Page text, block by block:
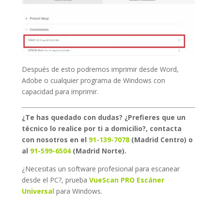
Después de esto podremos imprimir desde Word,
Adobe o cualquier programa de Windows con
capacidad para imprimir.
¿Te has quedado con dudas? ¿Prefieres que un
técnico lo realice por ti a domicilio?, contacta
con nosotros en el 91-139-7078(Madrid Centro) o
al 91-599-6504(Madrid Norte).
¿Necesitas un software profesional para escanear
desde el PC?, prueba VueScan PRO Escáner
Universal para Windows.